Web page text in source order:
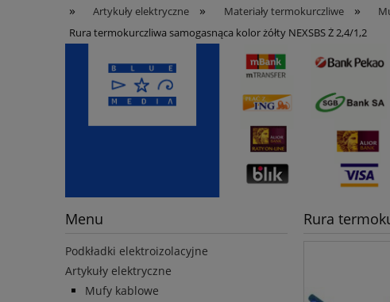
» Artykuły elektryczne » Materiały termokurczliwe »
Rura termokurczliwa samogasnąca kolor żółty NEXSBS Ż 2,4/1,2
Menu
Podkładki elektroizolacyjne
Artykuły elektryczne
Mufy kablowe
Rura